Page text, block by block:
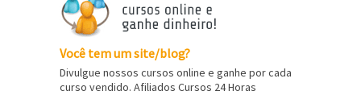
Você tem um site/blog?
Divulgue nossos cursos online e ganhe por cada
curso vendido. Afiliados Cursos 24 Horas